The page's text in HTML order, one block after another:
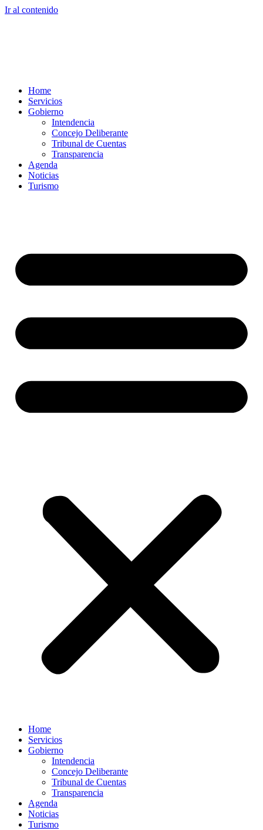
Ir al contenido
Home
Servicios
Gobierno
Intendencia
Concejo Deliberante
Tribunal de Cuentas
Transparencia
Agenda
Noticias
Turismo
Home
Servicios
Gobierno
Intendencia
Concejo Deliberante
Tribunal de Cuentas
Transparencia
Agenda
Noticias
Turismo